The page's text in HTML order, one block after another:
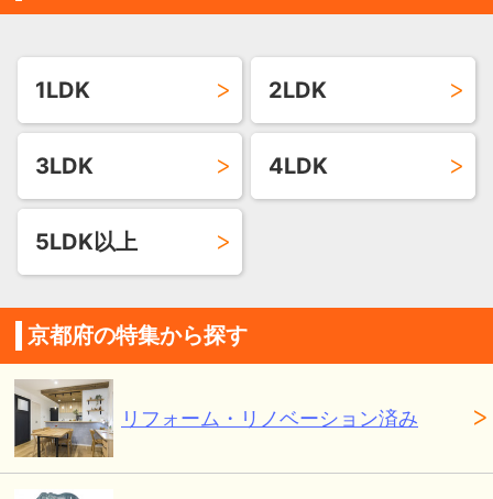
1LDK 2LDK
3LDK 4LDK
5LDK以上
京都府の特集から探す
リフォーム・リノベーション済み